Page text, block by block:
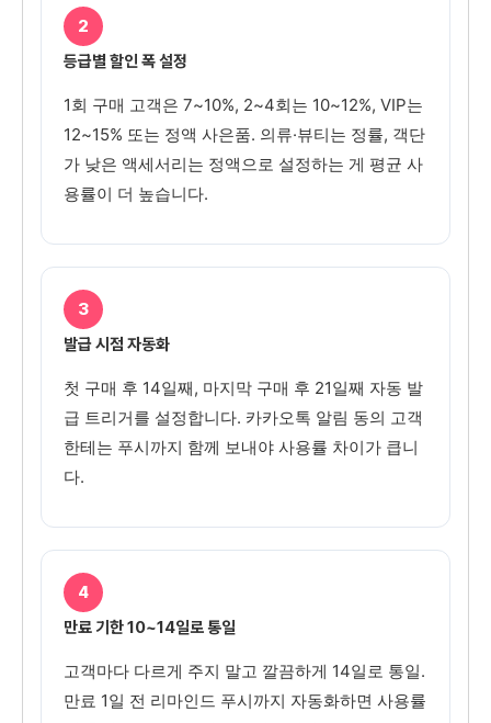
2
등급별 할인 폭 설정
1회 구매 고객은 7~10%, 2~4회는 10~12%, VIP는
12~15% 또는 정액 사은품. 의류·뷰티는 정률, 객단
가 낮은 액세서리는 정액으로 설정하는 게 평균 사
용률이 더 높습니다.
3
발급 시점 자동화
첫 구매 후 14일째, 마지막 구매 후 21일째 자동 발
급 트리거를 설정합니다. 카카오톡 알림 동의 고객
한테는 푸시까지 함께 보내야 사용률 차이가 큽니
다.
4
만료 기한 10~14일로 통일
고객마다 다르게 주지 말고 깔끔하게 14일로 통일.
만료 1일 전 리마인드 푸시까지 자동화하면 사용률